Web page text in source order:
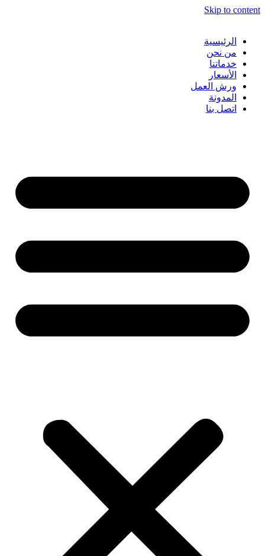
Skip to content
الرئيسية
من نحن
خدماتنا
الأسعار
ورش العمل
المدونة
اتصل بنا